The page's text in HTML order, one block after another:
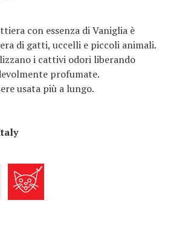
con essenza di Vaniglia è
di gatti, uccelli e piccoli animali.
i cattivi odori liberando
profumate.
usata più a lungo.